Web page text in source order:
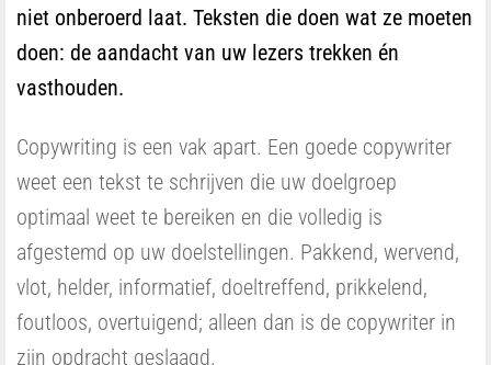
niet onberoerd laat. Teksten die doen wat ze moeten
doen: de aandacht van uw lezers trekken én
vasthouden.
Copywriting is een vak apart. Een goede copywriter
weet een tekst te schrijven die uw doelgroep
optimaal weet te bereiken en die volledig is
afgestemd op uw doelstellingen. Pakkend, wervend,
vlot, helder, informatief, doeltreffend, prikkelend,
foutloos, overtuigend; alleen dan is de copywriter in
zijn opdracht geslaagd.